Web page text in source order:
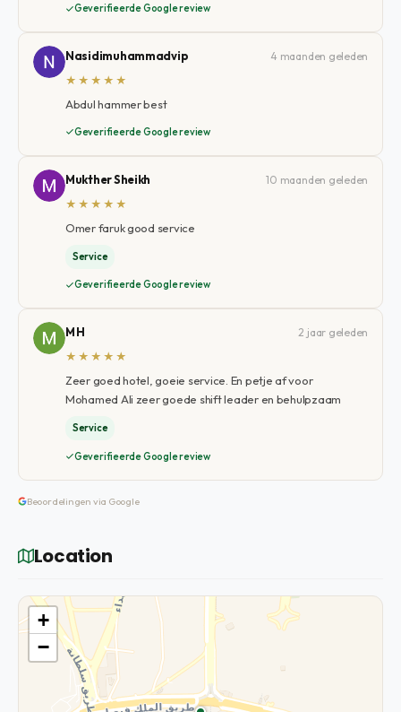
Geverifieerde Google review
Nasidimuhammadvip
4 maanden geleden
★★★★★
Abdul hammer best
Geverifieerde Google review
Mukther Sheikh
10 maanden geleden
★★★★★
Omer faruk good service
Service
Geverifieerde Google review
M H
2 jaar geleden
★★★★★
Zeer goed hotel, goeie service. En petje af voor
Mohamed Ali zeer goede shift leader en behulpzaam
Service
Geverifieerde Google review
Beoordelingen via Google
Location
+
−